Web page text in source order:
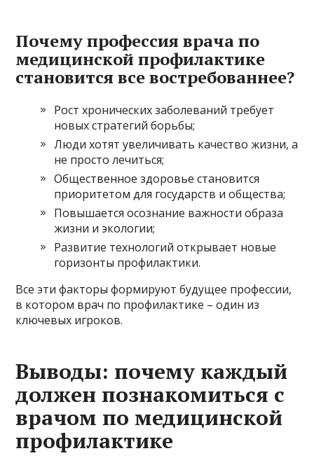
Почему профессия врача по
медицинской профилактике
становится все востребованнее?
Рост хронических заболеваний требует
новых стратегий борьбы;
Люди хотят увеличивать качество жизни, а
не просто лечиться;
Общественное здоровье становится
приоритетом для государств и общества;
Повышается осознание важности образа
жизни и экологии;
Развитие технологий открывает новые
горизонты профилактики.
Все эти факторы формируют будущее профессии,
в котором врач по профилактике – один из
ключевых игроков.
Выводы: почему каждый
должен познакомиться с
врачом по медицинской
профилактике